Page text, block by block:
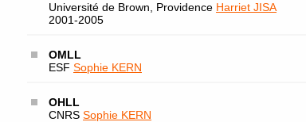
Université de Brown, Providence Harriet JISA
2001-2005
OMLL
ESF Sophie KERN
OHLL
CNRS Sophie KERN